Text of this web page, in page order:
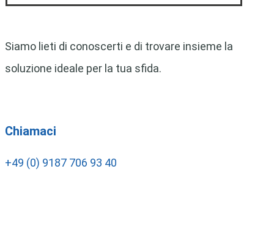
Siamo lieti di conoscerti e di trovare insieme la
soluzione ideale per la tua sfida.
Chiamaci
+49 (0) 9187 706 93 40